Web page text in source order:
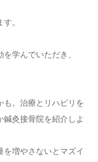
。
学んでいただき、
も。治療とリハビリを
灸接骨院を紹介しよ
を増やさないとマズイ